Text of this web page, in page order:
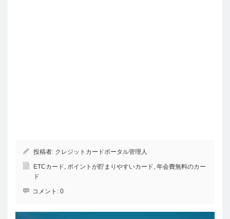
投稿者: クレジットカードポータル管理人
ETCカード, ポイントが貯まりやすいカード, 年会費無料のカー
ド
コメント: 0